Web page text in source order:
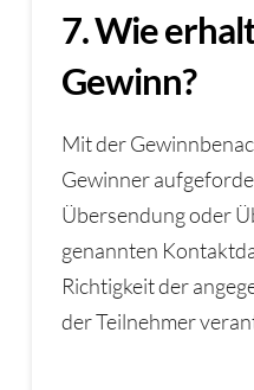
7. Wie
Gewinn?
Mit der
Gewinner
Übersendung oder
genannten
Richtigkeit der
der Teilnehmer